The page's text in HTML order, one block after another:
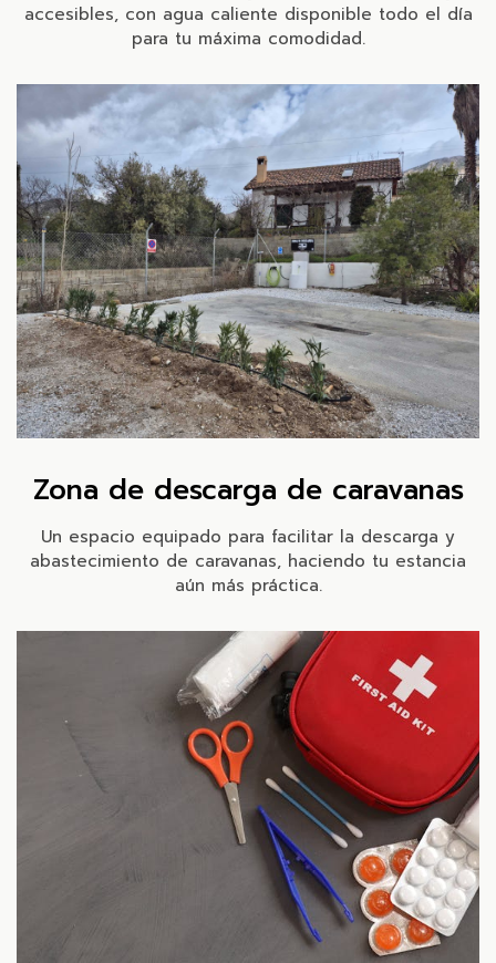
accesibles, con agua caliente disponible todo el día
para tu máxima comodidad.
Zona de descarga de caravanas
Un espacio equipado para facilitar la descarga y
abastecimiento de caravanas, haciendo tu estancia
aún más práctica.